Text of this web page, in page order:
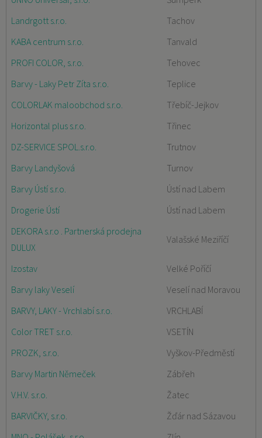
Landrgott s.r.o.
Tachov
KABA centrum s.r.o.
Tanvald
PROFI COLOR, s.r.o.
Tehovec
Barvy - Laky Petr Zíta s.r.o.
Teplice
COLORLAK maloobchod s.r.o.
Třebíč-Jejkov
Horizontal plus s.r.o.
Třinec
DZ-SERVICE SPOL.s.r.o.
Trutnov
Barvy Landyšová
Turnov
Barvy Ústí s.r.o.
Ústí nad Labem
Drogerie Ústí
Ústí nad Labem
DEKORA s.r.o . Partnerská prodejna
DULUX
Valašské Meziříčí
Izostav
Velké Poříčí
Barvy laky Veselí
Veselí nad Moravou
BARVY, LAKY - Vrchlabí s.r.o.
VRCHLABÍ
Color TRET s.r.o.
VSETÍN
PROZK, s.r.o.
Vyškov-Předměstí
Barvy Martin Němeček
Zábřeh
V.H.V. s.r.o.
Žatec
BARVIČKY, s.r.o.
Žďár nad Sázavou